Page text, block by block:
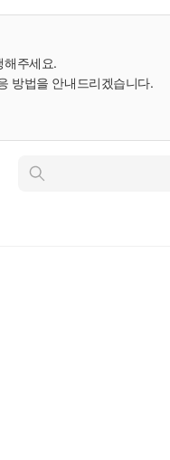
해주세요.
방법을 안내드리겠습니다.
인